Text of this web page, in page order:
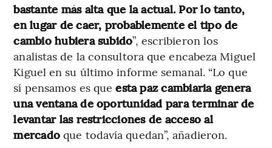
bastante más alta que la actual. Por lo tanto,
en lugar de caer, probablemente el tipo de
cambio hubiera subido”, escribieron los
analistas de la consultora que encabeza Miguel
Kiguel en su último informe semanal. “Lo que
sí pensamos es queesta paz cambiaria genera
una ventana de oportunidad para terminar de
levantar las restricciones de acceso al
mercado que todavía quedan”, añadieron.